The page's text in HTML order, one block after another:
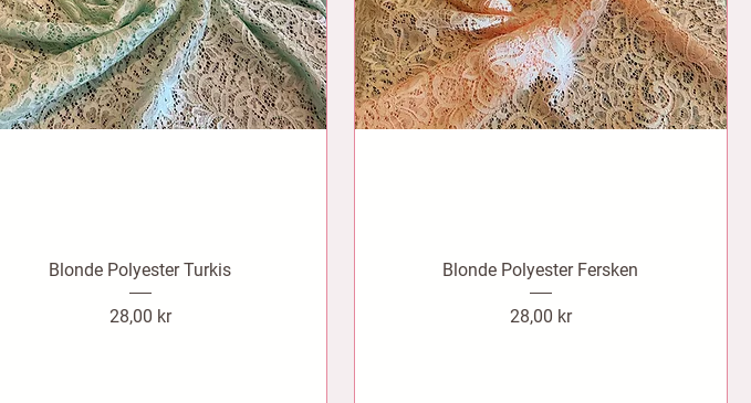
Blonde Polyester Turkis
Pris
28,00 kr
Blonde Polyester Fersken
Pris
28,00 kr